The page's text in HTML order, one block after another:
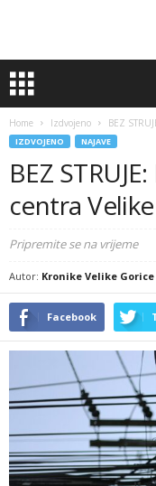
Home Izdvojeno BEZ
IZDVOJENO NAJAVE
BEZ
centra
Pripremite se na vrijeme
Autor: Kronike Velike Gorice
Facebook